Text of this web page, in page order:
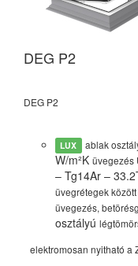
DEG P2
DEG P2
LUX ablak
W/m²K üvegezés
– Tg14Ar –
üvegrétegek között
üvegezés,
osztályú
elektromosan nyitható a